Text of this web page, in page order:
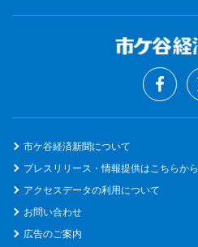
市ケ谷経済新聞について
プレスリリース・情報提供はこちらから
アクセスデータの利用について
お問い合わせ
広告のご案内